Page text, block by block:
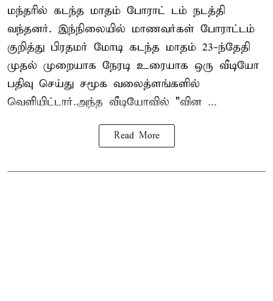
மந்தரில் கடந்த மாதம் போராட் டம் நடத்தி
வந்தனர். இந்நிலையில் மாணவர்கள் போராட்டம்
குறித்து பிரதமர் மோடி கடந்த மாதம் 23-ந்தேதி
முதல் முறையாக நேரடி உரையாக ஒரு வீடியோ
பதிவு செய்து சமூக வலைத்ளங்களில்
வெளியிட்டார்.அந்த வீடியோவில் "வின ...
Read More